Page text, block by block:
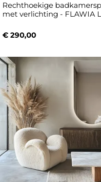
Rechthoekige
met verlichting - FLAWIA
€ 290,00